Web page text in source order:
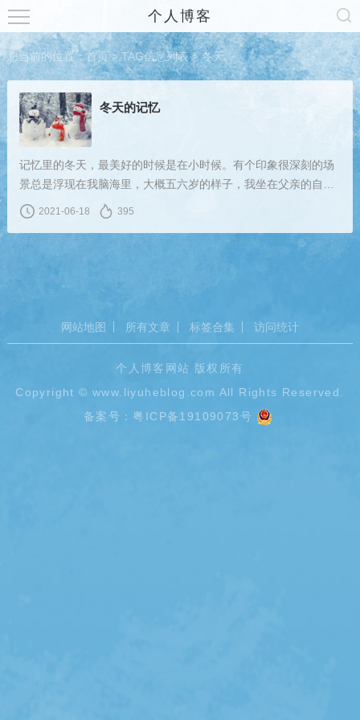
个人博客
您当前的位置：首页> TAG信息列表 > 冬天
冬天的记忆
记忆里的冬天，最美好的时候是在小时候。有个印象很深刻的场
景总是浮现在我脑海里，大概五六岁的样子，我坐在父亲的自行
车后面，手上戴着一双红色的手套，伸手抓雪花的场景。红色的
毛线帽，红色的围巾，红色的手套，俨然就是童话里面的“小红
2021-06-18 395
网站地图 所有文章 标签合集 访问统计
个人博客网站 版权所有
Copyright ©www.liyuheblog.com All Rights Reserved.
备案号： 粤ICP备19109073号